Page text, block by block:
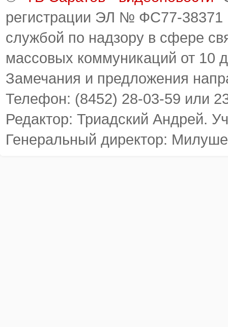
регистрации ЭЛ № ФС77-38371
службой по надзору в сфере
массовых коммуникаций от 10
Замечания и предложения
Телефон: (8452) 28-03-59 или
Редактор: Триадский Андрей.
Генеральный директор: